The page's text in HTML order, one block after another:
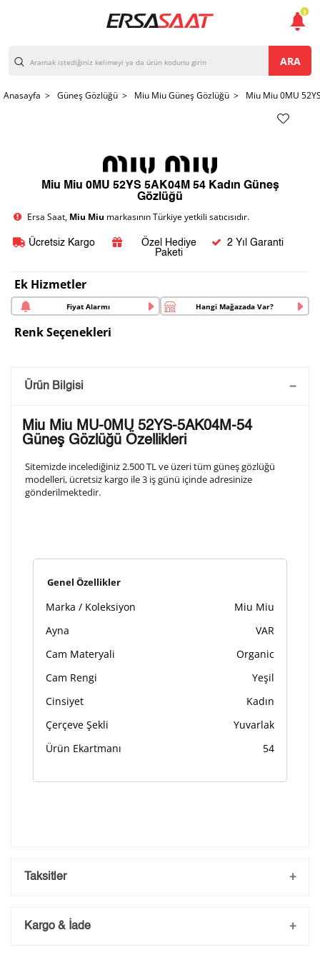
ARA
Anasayfa > Güneş Gözlüğü > Miu Miu Güneş Gözlüğü > Miu Miu 0MU
Miu Miu 0MU 52YS 5AK04M 54 Kadın Güneş
Gözlüğü
Ersa Saat, Miu Miu markasının Türkiye yetkili satıcısıdır.
Ücretsiz Kargo
Özel Hediye
Paketi
2 Yıl Garanti
Ek Hizmetler
Fiyat Alarmı Hangi Mağazada Var?
Renk Seçenekleri
Saatini Kişiselleştir
arka kapağına gravür tekniği ile formda belirtmiş
olduğunuz şekilde işlenecektir.
1. Satır
3. Satır
Lütfen font seçiniz
Ön İzleme Vazgeç
Kişiselleştirilmiş ürünlerin teslim süresi gravür işleme
sebebi ile 1-2 iş günü uzamaktadır. Gravür İşlemi
Ürün Bilgisi
Miu Miu MU-0MU 52YS-5AK04M-54
Güneş Gözlüğü Özellikleri
Sitemizde incelediğiniz 2.500 TL ve üzeri tüm güneş gözlüğü
modelleri, ücretsiz kargo ile 3 iş günü içinde adresinize
gönderilmektedir.
Genel Özellikler
Marka / Koleksiyon
Miu Miu
Ayna
VAR
Cam Materyali
Organic
Cam Rengi
Yeşil
Cinsiyet
Kadın
Çerçeve Şekli
Yuvarlak
Ürün Ekartmanı
54
Taksitler
Kargo & İade
1